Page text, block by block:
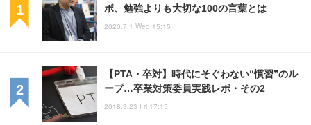
ボ、勉強よりも大切な100の言葉とは
2020.7.1 Wed 15:15
【PTA・卒対】時代にそぐわない“慣習”のル
ープ…卒業対策委員実践レポ・その2
2018.3.23 Fri 17:15